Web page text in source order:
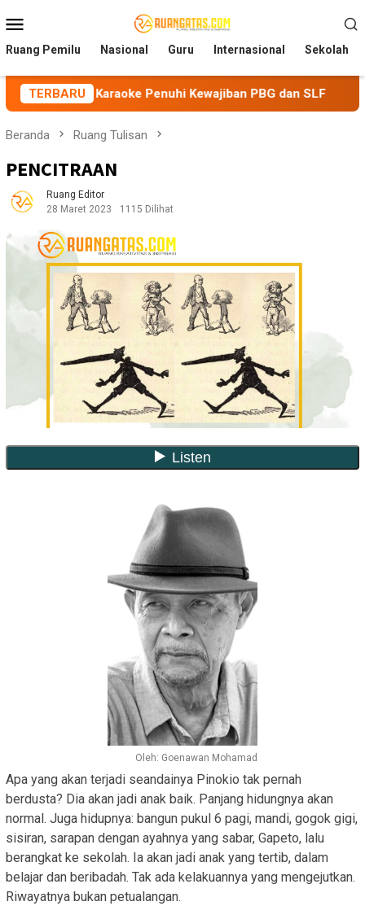
ke
kontenMobile
Ruang Pemilu Nasional Guru Internasional Sekolah
TERBARU
Karaoke Penuhi Kewajiban PBG dan SLF BEM
Beranda Ruang Tulisan
PENCITRAAN
Ruang Editor
28 Maret 2023
1115 Dilihat
Oleh: Goenawan Mohamad
Apa yang akan terjadi seandainya Pinokio tak pernah
berdusta? Dia akan jadi anak baik. Panjang hidungnya akan
normal. Juga hidupnya: bangun pukul 6 pagi, mandi, gogok gigi,
sisiran, sarapan dengan ayahnya yang sabar, Gapeto, lalu
berangkat ke sekolah. Ia akan jadi anak yang tertib, dalam
belajar dan beribadah. Tak ada kelakuannya yang mengejutkan.
Riwayatnya bukan petualangan.